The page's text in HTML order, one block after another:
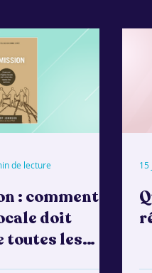
: comment
doit
les
de lecture 15